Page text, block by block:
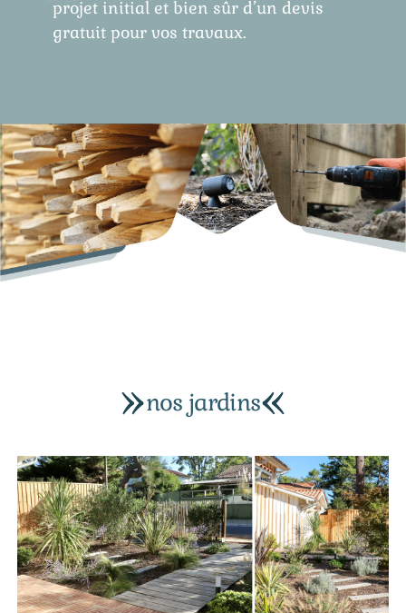
projet initial et bien sûr d’un devis
gratuit pour vos travaux.
nos jardins